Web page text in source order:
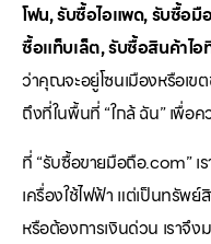
โฟน, รับซื้อไอแพด, รับซื้อ
ซื้อแท็บเล็ต, รับซื้อสินค้าไอ
ว่าคุณจะอยู่โซนเมืองหรือเข
ถึงที่ในพื้นที่ “ใกล้ ฉัน” เพื่อ
ที่ “รับซื้อขายมือถือ.com” เ
เครื่องใช้ไฟฟ้า แต่เป็นทรัพ
หรือต้องการเงินด่วน เราจึ